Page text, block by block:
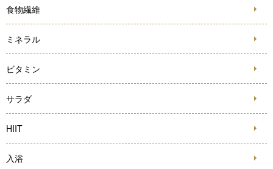
食物繊維
ミネラル
ビタミン
サラダ
HIIT
入浴